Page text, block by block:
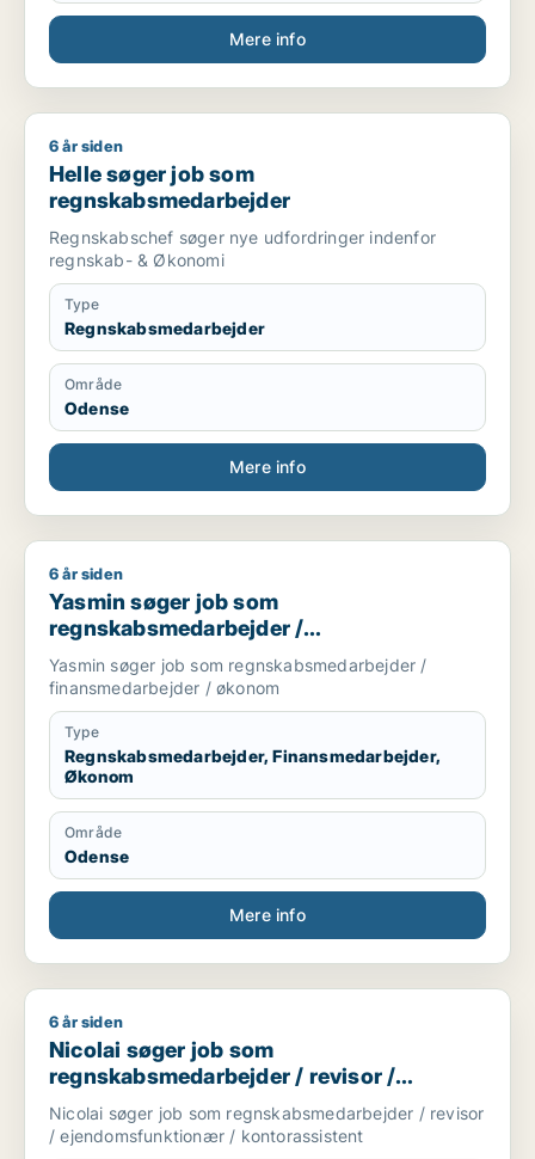
Mere info
Helle søger job som regnskabsmedarbejder
6 år siden
Helle søger job som
regnskabsmedarbejder
Regnskabschef søger nye udfordringer indenfor
regnskab- & Økonomi
Type
Regnskabsmedarbejder
Område
Odense
Mere info
Yasmin søger job som regnskabsmedarbejder /
6 år siden
Yasmin søger job som
regnskabsmedarbejder /
finansmedarbejder / økonom
Yasmin søger job som regnskabsmedarbejder /
finansmedarbejder / økonom
Type
Regnskabsmedarbejder, Finansmedarbejder,
Økonom
Område
Odense
Mere info
Nicolai søger job som regnskabsmedarbejder / revisor /
6 år siden
Nicolai søger job som
regnskabsmedarbejder / revisor /
ejendomsfunktionær / kontorassistent
Nicolai søger job som regnskabsmedarbejder / revisor
/ ejendomsfunktionær / kontorassistent